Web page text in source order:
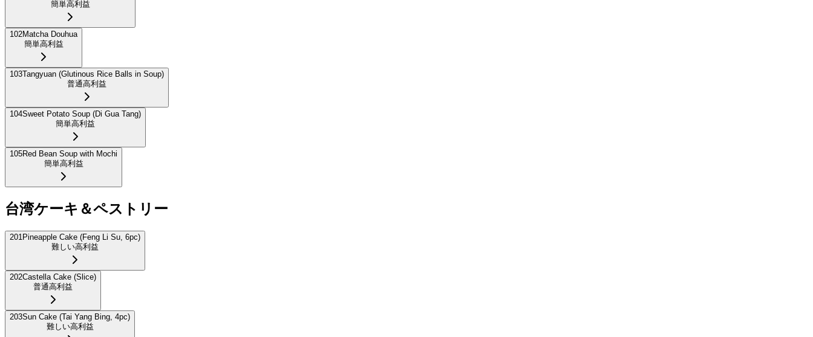
簡単高利益
102Matcha Douhua
簡単高利益
103Tangyuan (Glutinous Rice Balls in Soup)
普通高利益
104Sweet Potato Soup (Di Gua Tang)
簡単高利益
105Red Bean Soup with Mochi
簡単高利益
台湾ケーキ＆ペストリー
201Pineapple Cake (Feng Li Su, 6pc)
難しい高利益
202Castella Cake (Slice)
普通高利益
203Sun Cake (Tai Yang Bing, 4pc)
難しい高利益